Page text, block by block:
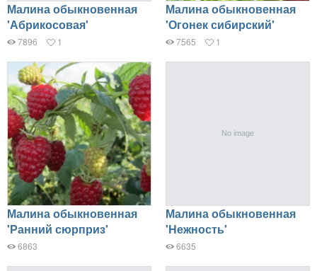
Малина обыкновенная
'Абрикосовая'
7896 1
Малина обыкновенная
'Огонек сибирский'
7565 1
Малина обыкновенная
'Ранний сюрприз'
6863
Малина обыкновенная
'Нежность'
6635